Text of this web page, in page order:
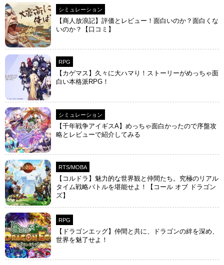
シミュレーション
【商人放浪‪記】評価とレビュー！面白いのか？面白くな
いのか？【口コミ】
RPG
【カゲマス】久々に大ハマり！ストーリーがめっちゃ面
白い本格派RPG！
シミュレーション
【千年戦争アイギスA】めっちゃ面白かったので序盤攻
略とレビューで紹介してみる
RTS/MOBA
【コルドラ】魅力的な世界観と仲間たち。究極のリアル
タイム戦略バトルを堪能せよ！【コール オブ ドラゴン
ズ】
RPG
【ドラゴンエッグ】仲間と共に、ドラゴンの絆を深め、
世界を魅了せよ！